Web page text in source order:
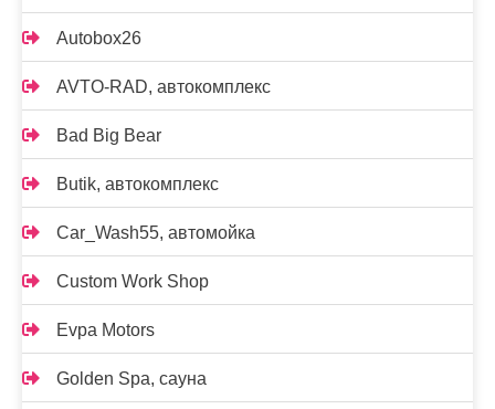
Autobox26
AVTO-RAD, автокомплекс
Bad Big Bear
Butik, автокомплекс
Car_Wash55, автомойка
Custom Work Shop
Evpa Motors
Golden Spa, сауна